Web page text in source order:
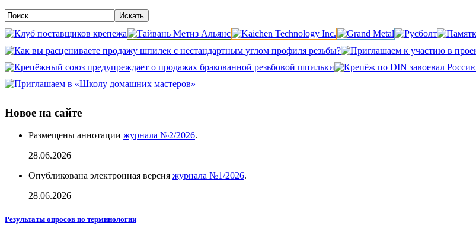
Новое на сайте
Размещены аннотации журнала №2/2026.
28.06.2026
Опубликована электронная версия журнала №1/2026.
28.06.2026
Результаты опросов по терминологии